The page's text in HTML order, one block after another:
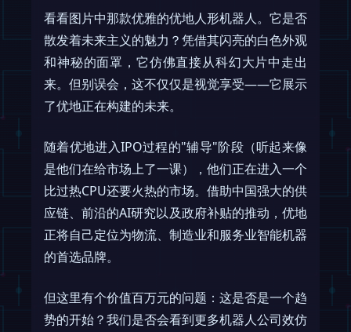
看看图片中那款优雅的优地人形机器人。它是否
散发着未来主义的魅力？凭借其闪亮的白色外观
和神秘的面罩，它仿佛直接从科幻大片中走出
来。但别误会，这不仅仅是视觉享受——它展示
了优地正在构建的未来。
随着优地进入IPO过程的"辅导"阶段（听起来像
是他们在给市场上了一课），他们正在进入一个
比过热CPU还要火热的市场。借助中国强大的供
应链、前沿的AI研究以及政府补贴的推动，优地
正将自己定位为物流、制造业和服务业智能机器
的首选品牌。
但这里有个价值百万元的问题：这是否是一个趋
势的开始？我们是否会看到更多机器人公司效仿